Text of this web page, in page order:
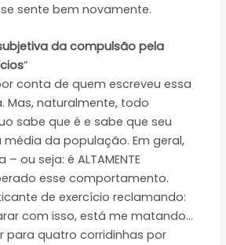
sente bem novamente.
da compulsão pela
”
conta de quem escreveu essa
Mas, naturalmente, todo
sabe que é e sabe que seu
da população. Em geral,
ou seja: é ALTAMENTE
esse comportamento.
de exercício reclamando:
com isso, está me matando…
para quatro corridinhas por